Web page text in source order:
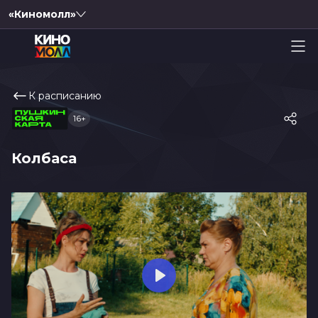
«Киномолл»
К расписанию
Колбаса
16+
Play